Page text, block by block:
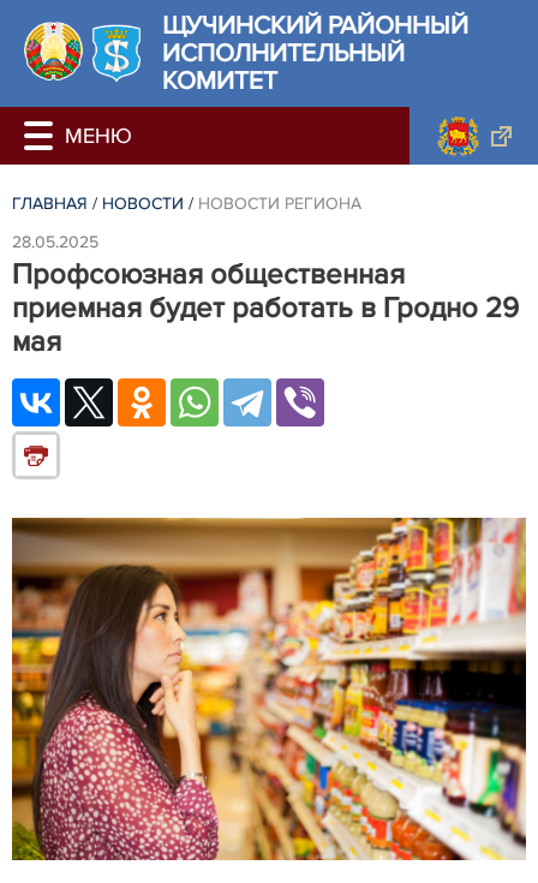
ЩУЧИНСКИЙ РАЙОННЫЙ
ИСПОЛНИТЕЛЬНЫЙ
КОМИТЕТ
ГЛАВНАЯ / НОВОСТИ / НОВОСТИ РЕГИОНА
28.05.2025
Профсоюзная общественная
приемная будет работать в Гродно 29
мая